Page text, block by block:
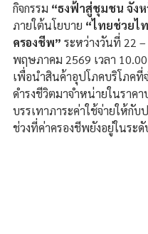
กิจกรรม “ธงฟ้าสู่ชุมชน จัง
ภายใต้นโยบาย “ไทยช่วยไ
ครองชีพ” ระหว่างวันที่ 22
พฤษภาคม 2569 เวลา
เพื่อนำสินค้าอุปโภคบริโภคที่
ดำรงชีวิตมาจำหน่ายในราค
บรรเทาภาระค่าใช้จ่ายให้กับ
ช่วงที่ค่าครองชีพยังอยู่ในระดั